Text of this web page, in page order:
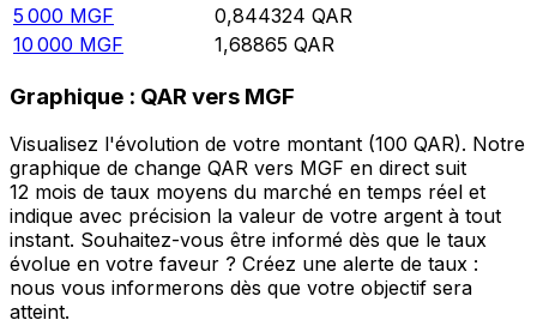
5 000 MGF 0,844324 QAR
10 000 MGF 1,68865 QAR
Graphique : QAR vers MGF
Visualisez l'évolution de votre montant (100 QAR). Notre
graphique de change QAR vers MGF en direct suit
12 mois de taux moyens du marché en temps réel et
indique avec précision la valeur de votre argent à tout
instant. Souhaitez-vous être informé dès que le taux
évolue en votre faveur ? Créez une alerte de taux :
nous vous informerons dès que votre objectif sera
atteint.